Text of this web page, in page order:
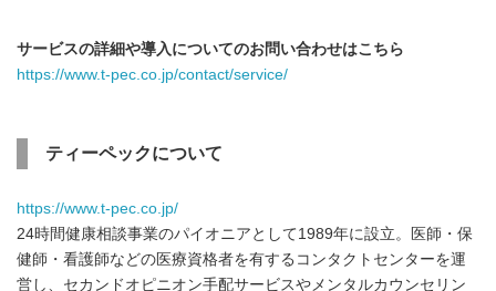
サービスの詳細や導入についてのお問い合わせはこちら
https://www.t-pec.co.jp/contact/service/
ティーペックについて
https://www.t-pec.co.jp/
24時間健康相談事業のパイオニアとして1989年に設立。医師・保
健師・看護師などの医療資格者を有するコンタクトセンターを運
営し、セカンドオピニオン手配サービスやメンタルカウンセリン